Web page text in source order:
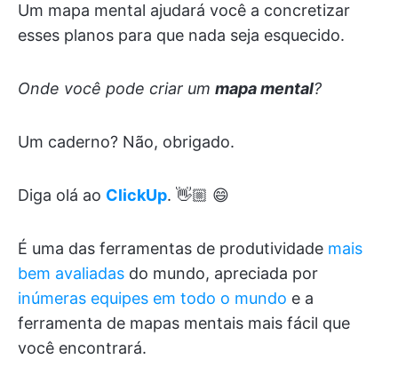
Um mapa mental ajudará você a concretizar
esses planos para que nada seja esquecido.
Onde você pode criar um mapa mental?
Um caderno? Não, obrigado.
Diga olá ao ClickUp. 👋🏼 😄
É uma das ferramentas de produtividade mais
bem avaliadas do mundo, apreciada por
inúmeras equipes em todo o mundo e a
ferramenta de mapas mentais mais fácil que
você encontrará.